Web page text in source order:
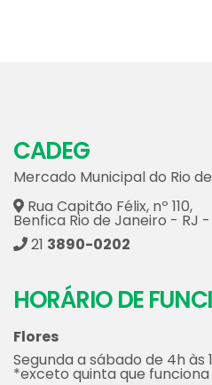
CADEG
Mercado Municipal do Rio
Rua Capitão Félix, nº 110,
Benfica Rio de Janeiro - RJ -
21 3890-0202
HORÁRIO DE
Flores
Segunda a sábado de 4h às
*exceto quinta que funciona